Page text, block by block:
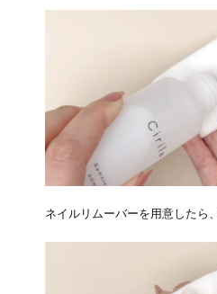
ネイルリムーバーを用意したら